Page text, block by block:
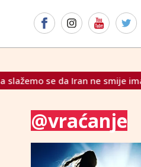
se da Iran ne smije imati
@vraćanje